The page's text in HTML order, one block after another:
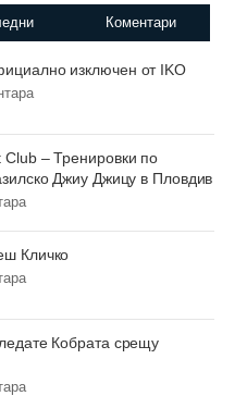
Коментари
изключен от IKO
– Тренировки по
Джиу Джицу в Пловдив
Кличко
Кобрата срещу